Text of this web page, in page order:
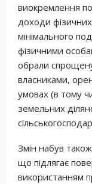
виокремлення
доходи
мінімального
фізичними
обрали
власниками,
умовах (в тому
земельних
Змін набув
що підлягає
використанням